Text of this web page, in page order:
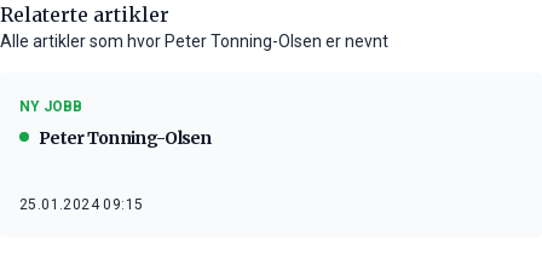
Relaterte artikler
Alle artikler som hvor Peter Tonning-Olsen er nevnt
NY JOBB
Peter Tonning-Olsen
25.01.2024 09:15